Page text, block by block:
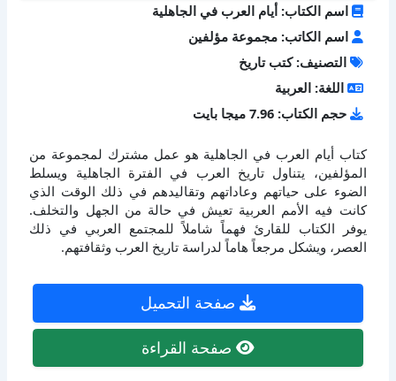
اسم الكتاب: أيام العرب في الجاهلية
اسم الكاتب: مجموعة مؤلفين
التصنيف: كتب تاريخ
اللغة: العربية
حجم الكتاب: 7.96 ميجا بايت
كتاب أيام العرب في الجاهلية هو عمل مشترك لمجموعة من
المؤلفين، يتناول تاريخ العرب في الفترة الجاهلية ويسلط
الضوء على حياتهم وعاداتهم وتقاليدهم في ذلك الوقت الذي
كانت فيه الأمم العربية تعيش في حالة من الجهل والتخلف.
يوفر الكتاب للقارئ فهماً شاملاً للمجتمع العربي في ذلك
العصر، ويشكل مرجعاً هاماً لدراسة تاريخ العرب وثقافتهم.
صفحة التحميل
صفحة القراءة